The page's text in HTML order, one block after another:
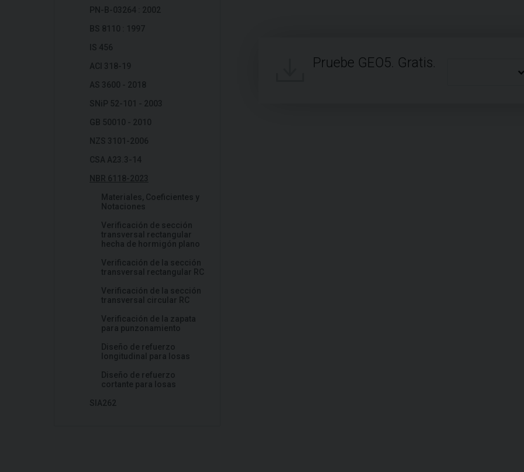
PN-B-03264 : 2002
BS 8110 : 1997
IS 456
ACI 318-19
AS 3600 - 2018
SNiP 52-101 - 2003
GB 50010 - 2010
NZS 3101-2006
CSA A23.3-14
NBR 6118-2023
Materiales, Coeficientes y
Notaciones
Verificación de sección
transversal rectangular
hecha de hormigón plano
Verificación de la sección
transversal rectangular RC
Verificación de la sección
transversal circular RC
Verificación de la zapata
para punzonamiento
Diseño de refuerzo
longitudinal para losas
Diseño de refuerzo
cortante para losas
SIA262
Pruebe GEO5. Gratis.